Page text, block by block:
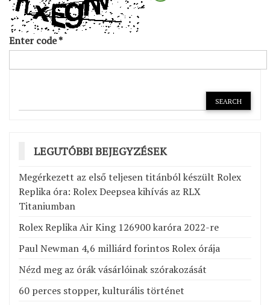
Enter code*
LEGUTÓBBI BEJEGYZÉSEK
Megérkezett az első teljesen titánból készült Rolex
Replika óra: Rolex Deepsea kihívás az RLX
Titaniumban
Rolex Replika Air King 126900 karóra 2022-re
Paul Newman 4,6 milliárd forintos Rolex órája
Nézd meg az órák vásárlóinak szórakozását
60 perces stopper, kulturális történet